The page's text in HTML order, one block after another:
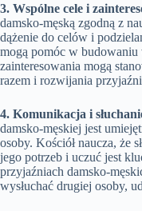
3. Wspólne cele i
damsko-męską zgodną z
dążenie do celów i
mogą pomóc w
zainteresowania mogą
razem i rozwijania
4. Komunikacja i
damsko-męskiej jest
osoby. Kościół naucza, że
jego potrzeb i uczuć jest
przyjaźniach damsko-
wysłuchać drugiej osoby,